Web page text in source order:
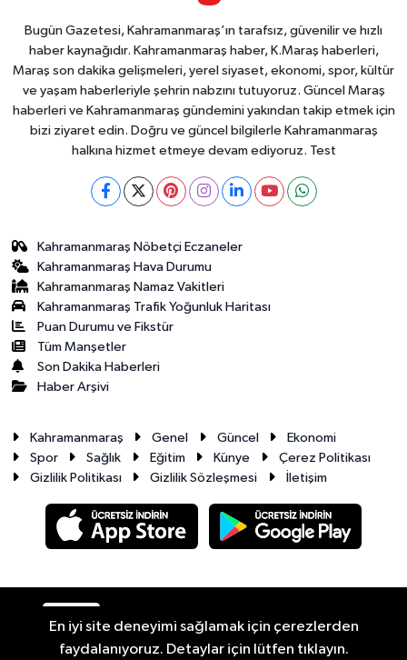
Bugün Gazetesi, Kahramanmaraş’ın tarafsız, güvenilir ve hızlı
haber kaynağıdır. Kahramanmaraş haber, K.Maraş haberleri,
Maraş son dakika gelişmeleri, yerel siyaset, ekonomi, spor, kültür
ve yaşam haberleriyle şehrin nabzını tutuyoruz. Güncel Maraş
haberleri ve Kahramanmaraş gündemini yakından takip etmek için
bizi ziyaret edin. Doğru ve güncel bilgilerle Kahramanmaraş
halkına hizmet etmeye devam ediyoruz. Test
Kahramanmaraş Nöbetçi Eczaneler
Kahramanmaraş Hava Durumu
Kahramanmaraş Namaz Vakitleri
Kahramanmaraş Trafik Yoğunluk Haritası
Puan Durumu ve Fikstür
Tüm Manşetler
Son Dakika Haberleri
Haber Arşivi
Kahramanmaraş Genel Güncel
Ekonomi
Spor
Sağlık Eğitim Künye
Çerez Politikası
Gizlilik Politikası
Gizlilik Sözleşmesi İletişim
En iyi site deneyimi sağlamak için çerezlerden
faydalanıyoruz. Detaylar için lütfen tıklayın.